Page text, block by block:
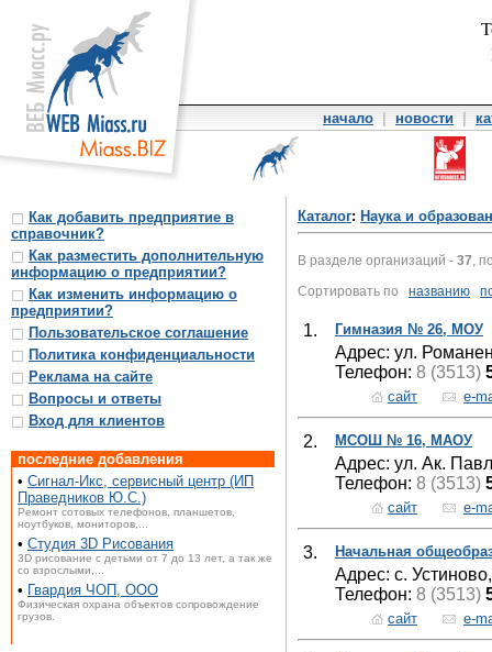
начало новости
Как добавить предприятие в
справочник?
Как разместить дополнительную
информацию о предприятии?
Как изменить информацию о
предприятии?
Пользовательское соглашение
Политика конфиденциальности
Реклама на сайте
Вопросы и ответы
Вход для клиентов
последние добавления
• Сигнал-Икс, сервисный центр (ИП
Праведников Ю.С.)
Ремонт сотовых телефонов, планшетов,
ноутбуков, мониторов,...
• Студия 3D Рисования
3D рисование с детьми от 7 до 13 лет, а так же
со взрослыми,...
• Гвардия ЧОП, ООО
Физическая охрана объектов сопровождение
грузов.
Каталог: Наука и
В разделе организаций - 37 ,
Сортировать по названию
1. Гимназия № 26, МОУ
Адрес: ул.
Телефон: 8 (3513)
сайт e-
2. МСОШ № 16, МАОУ
Адрес: ул. Ак.
Телефон: 8 (3513)
сайт e-
3. Начальная
Адрес: с.
Телефон: 8 (3513)
сайт e-